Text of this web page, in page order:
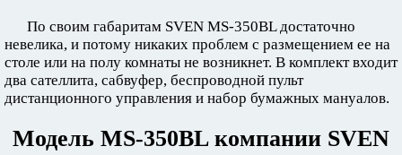
По своим габаритам SVEN MS-350BL достаточно
невелика, и потому никаких проблем с размещением ее на
столе или на полу комнаты не возникнет. В комплект входит
два сателлита, сабвуфер, беспроводной пульт
дистанционного управления и набор бумажных мануалов.
Модель MS-350BL компании SVEN